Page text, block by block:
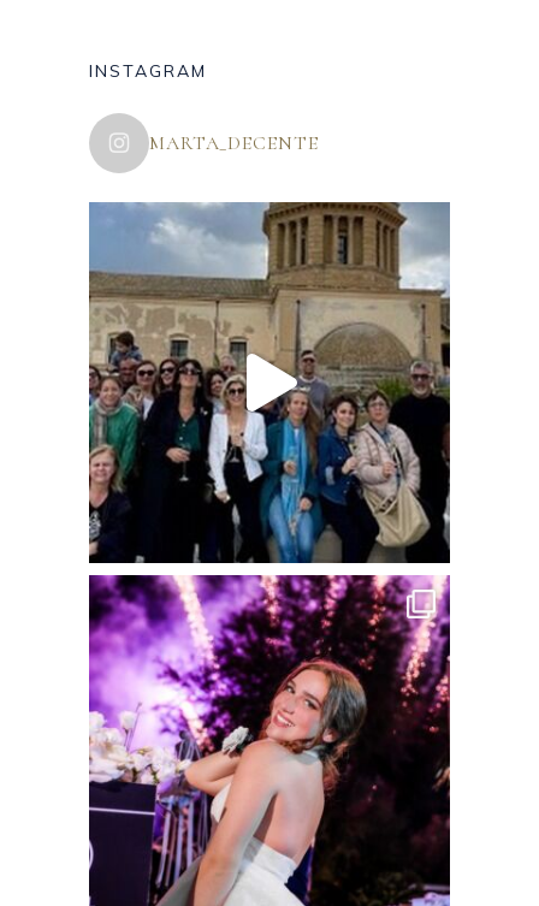
INSTAGRAM
MARTA_DECENTE